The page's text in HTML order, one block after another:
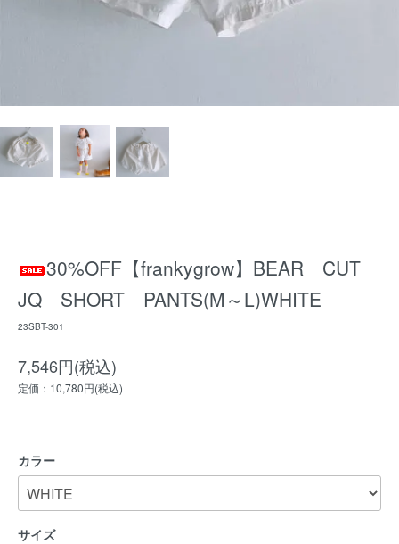
30%OFF【frankygrow】BEAR CUT
JQ SHORT PANTS(M～L)WHITE
23SBT-301
7,546円(税込)
定価：10,780円(税込)
カラー
サイズ